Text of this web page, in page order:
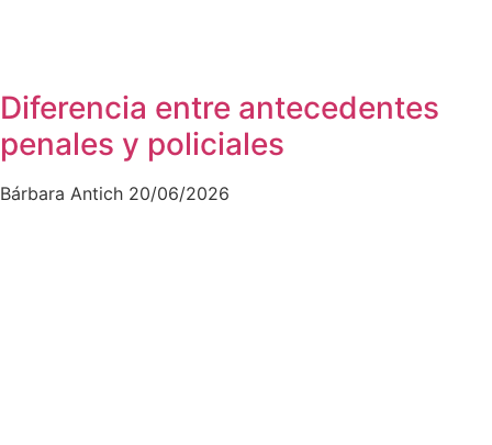
Diferencia entre antecedentes
penales y policiales
Bárbara Antich 20/06/2026